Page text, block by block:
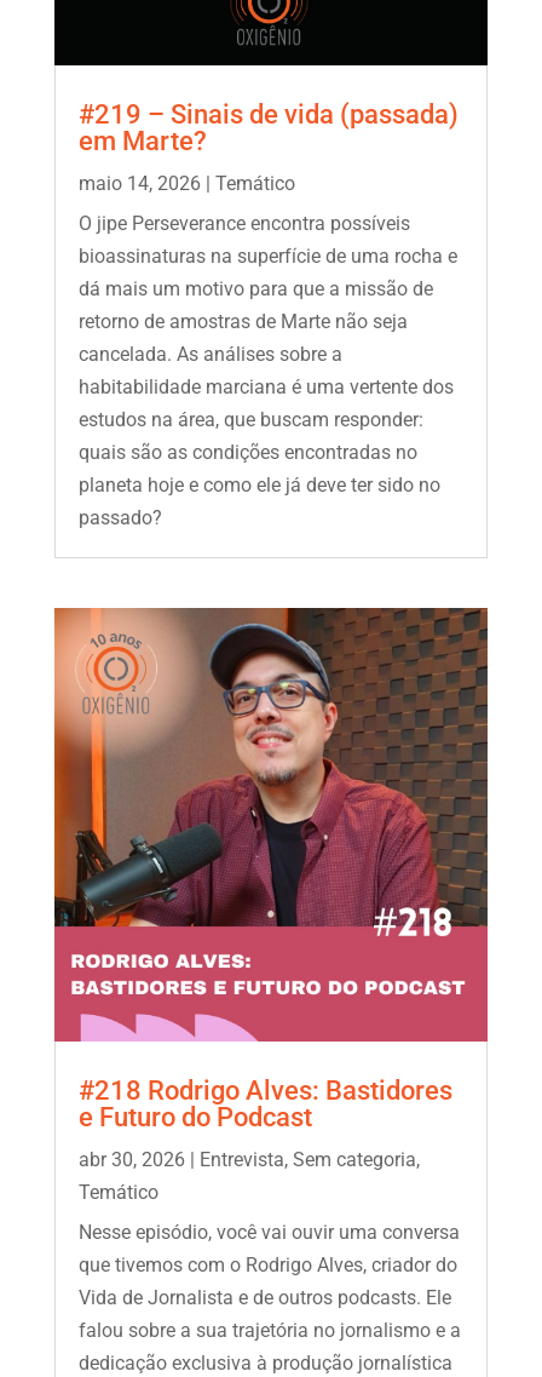
#219 – Sinais de vida (passada)
em Marte?
maio 14, 2026| Temático
O jipe Perseverance encontra possíveis
bioassinaturas na superfície de uma rocha e
dá mais um motivo para que a missão de
retorno de amostras de Marte não seja
cancelada. As análises sobre a
habitabilidade marciana é uma vertente dos
estudos na área, que buscam responder:
quais são as condições encontradas no
planeta hoje e como ele já deve ter sido no
passado?
#218 Rodrigo Alves: Bastidores
e Futuro do Podcast
abr 30, 2026| Entrevista, Sem categoria,
Temático
Nesse episódio, você vai ouvir uma conversa
que tivemos com o Rodrigo Alves, criador do
Vida de Jornalista e de outros podcasts. Ele
falou sobre a sua trajetória no jornalismo e a
dedicação exclusiva à produção jornalística